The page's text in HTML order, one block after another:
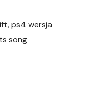
ps4 wersja
song